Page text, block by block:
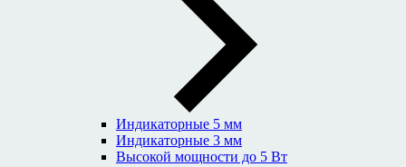
Индикаторные 5 мм
Индикаторные 3 мм
Высокой мощности до 5 Вт